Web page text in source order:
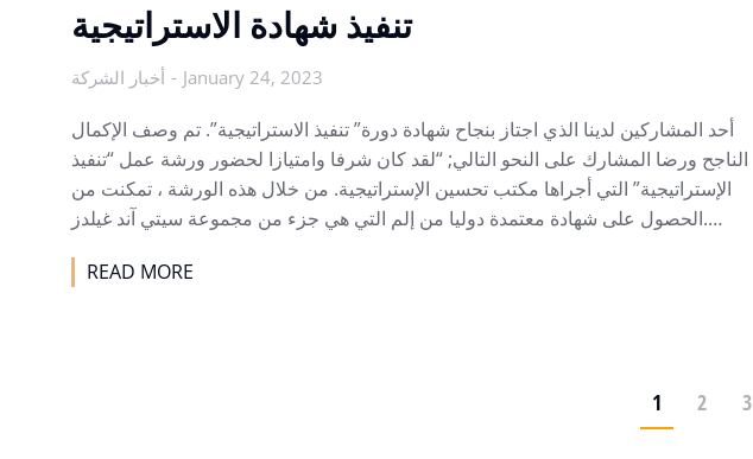
تنفيذ شهادة الاستراتيجية
أخبار الشركة January 24, 2023
أحد المشاركين لدينا الذي اجتاز بنجاح شهادة دورة” تنفيذ الاستراتيجية”. تم وصف الإكمال
الناجح ورضا المشارك على النحو التالي; “لقد كان شرفا وامتيازا لحضور ورشة عمل “تنفيذ
الإستراتيجية” التي أجراها مكتب تحسين الإستراتيجية. من خلال هذه الورشة ، تمكنت من
الحصول على شهادة معتمدة دوليا من إلم التي هي جزء من مجموعة سيتي آند غيلدز.…
READ MORE
1 2 3